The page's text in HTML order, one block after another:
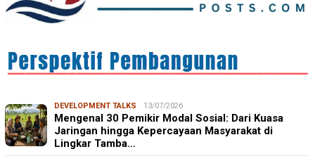
DEVELOPMENT TALKS 13/07/2026
Mengenal 30 Pemikir Modal Sosial: Dari Kuasa
Jaringan hingga Kepercayaan Masyarakat di
Lingkar Tamba…